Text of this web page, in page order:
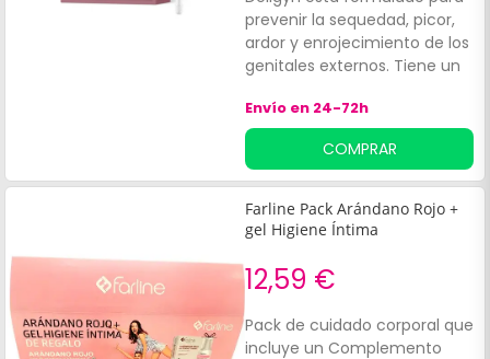
prevenir la sequedad, picor,
ardor y enrojecimiento de los
genitales externos. Tiene un
Envío en 24-72h
COMPRAR
Farline Pack Arándano Rojo +
gel Higiene Íntima
12,59 €
Pack de cuidado corporal que
incluye un Complemento